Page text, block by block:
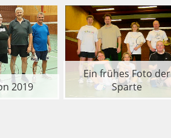
2019
Ein frühes Foto der
Sparte